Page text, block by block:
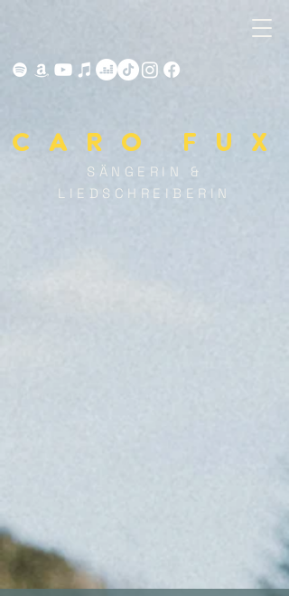
Caro fux
SÄNGERIN &
LIEDSCHREIBERIN